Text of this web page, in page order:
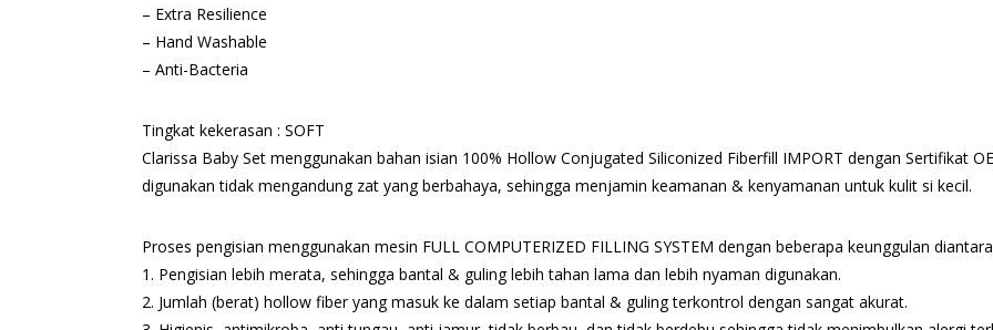
– Extra Resilience
– Hand Washable
– Anti-Bacteria
Tingkat kekerasan : SOFT
Clarissa Baby Set menggunakan bahan isian 100% Hollow Conjugated Siliconized Fiberfill IMPORT dengan Sertifikat
digunakan tidak mengandung zat yang berbahaya, sehingga menjamin keamanan & kenyamanan untuk kulit si kecil.
Proses pengisian menggunakan mesin FULL COMPUTERIZED FILLING SYSTEM dengan beberapa keunggulan
1. Pengisian lebih merata, sehingga bantal & guling lebih tahan lama dan lebih nyaman digunakan.
2. Jumlah (berat) hollow fiber yang masuk ke dalam setiap bantal & guling terkontrol dengan sangat akurat.